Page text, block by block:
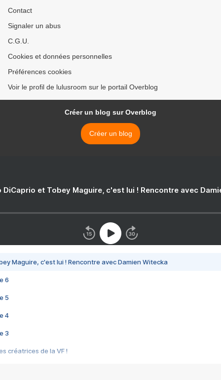
Contact
Signaler un abus
C.G.U.
Cookies et données personnelles
Préférences cookies
Voir le profil de lulusroom sur le portail Overblog
Créer un blog sur Overblog
Créer un blog
DiCaprio et Tobey Maguire, c'est lui ! Rencontre avec
Maguire, c'est lui ! Rencontre avec Damien Witecka
6
5
4
3
créatrices de la VF !